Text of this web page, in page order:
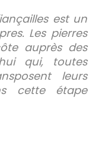
est un
Les pierres
auprès des
qui, toutes
leurs
cette étape